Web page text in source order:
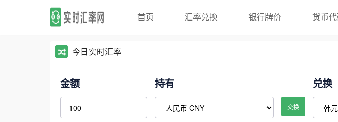
首页 汇率兑换 银行牌价 货币
今日实时汇率
金额 持有
交换
兑换